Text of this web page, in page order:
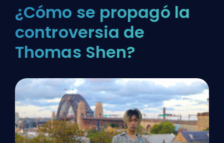
¿Cómo se propagó la
controversia de
Thomas Shen?